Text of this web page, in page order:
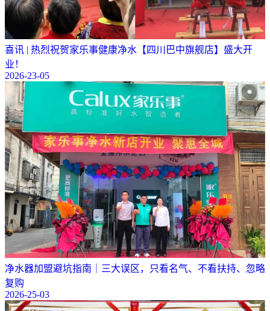
喜讯 | 热烈祝贺家乐事健康净水【四川巴中旗舰店】盛大开
业！
2026-23-05
净水器加盟避坑指南｜三大误区，只看名气、不看扶持、忽略
复购
2026-25-03